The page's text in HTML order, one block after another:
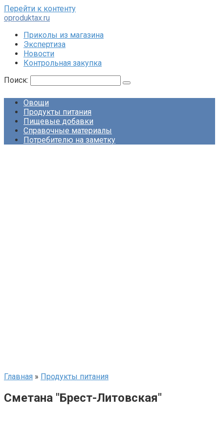
Перейти к контенту
oproduktax.ru
Приколы из магазина
Экспертиза
Новости
Контрольная закупка
Поиск:
Овощи
Продукты питания
Пищевые добавки
Справочные материалы
Потребителю на заметку
Главная » Продукты питания
Сметана "Брест-Литовская"